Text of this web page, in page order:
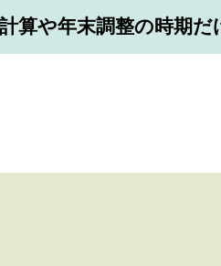
算や年末調整の時期